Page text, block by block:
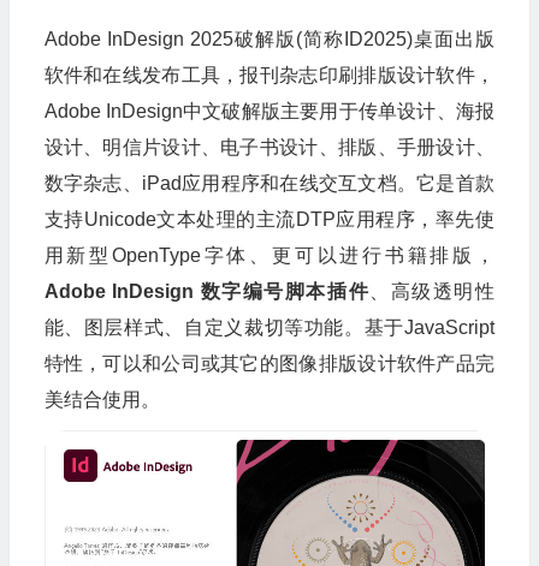
Adobe InDesign 2025破解版(简称ID2025)桌面出版
软件和在线发布工具，报刊杂志印刷排版设计软件，
Adobe InDesign中文破解版主要用于传单设计、海报
设计、明信片设计、电子书设计、排版、手册设计、
数字杂志、iPad应用程序和在线交互文档。它是首款
支持Unicode文本处理的主流DTP应用程序，率先使
用新型OpenType字体、更可以进行书籍排版，
Adobe InDesign 数字编号脚本插件 、高级透明性
能、图层样式、自定义裁切等功能。基于JavaScript
特性，可以和公司或其它的图像排版设计软件产品完
美结合使用。